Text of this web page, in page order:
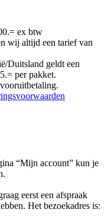
ex btw
wij altijd een tarief van
Duitsland geldt een
per pakket.
“Mijn account” kun je
eerst een afspraak
Het bezoekadres is: